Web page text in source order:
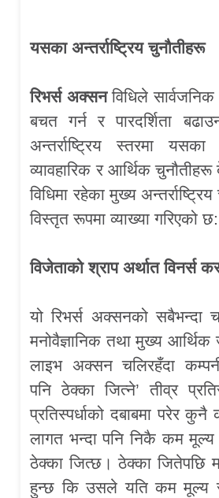
यसका अन्तर्राष्ट्रिय चुनौतीहरू
रिभर्स अक्सनविधिले
बचत गर्न र पारदर्शिता
अन्तर्राष्ट्रिय स्तरमा यसका
व्यावहारिक र आर्थिक
विधिमा रहेका मुख्य
विस्तृत रूपमा व्याख्या गरिएको छ:
विजेताको श्राप अर्थात विनर्स
यो रिभर्स अक्सनको सबैभन्दा
मनोवैज्ञानिक तथा मुख्य आर्थिक
लाइभ अक्सन चलिरहँदा
पनि ठेक्का जित्ने’ तीव्र
प्रतिस्पर्धाको दबाबमा परेर
लागत भन्दा पनि निकै कम मूल्य
ठेक्का जित्छ। ठेक्का जितेपछि
हुन्छ कि उसले यति कम मूल्य